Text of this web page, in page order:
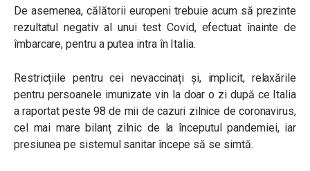
De asemenea, călătorii europeni trebuie acum să prezinte
rezultatul negativ al unui test Covid, efectuat înainte de
îmbarcare, pentru a putea intra în Italia.
Restricțiile pentru cei nevaccinați și, implicit, relaxările
pentru persoanele imunizate vin la doar o zi după ce Italia
a raportat peste 98 de mii de cazuri zilnice de coronavirus,
cel mai mare bilanț zilnic de la începutul pandemiei, iar
presiunea pe sistemul sanitar începe să se simtă.